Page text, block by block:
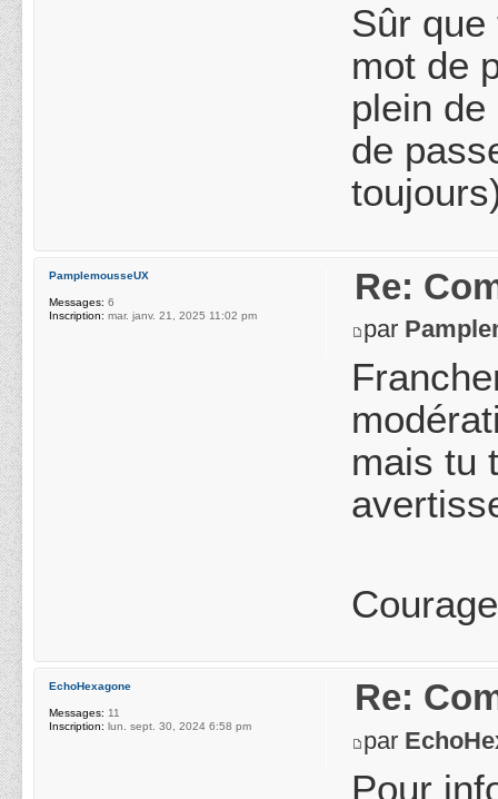
Sûr que
mot de
plein
de
Re:
par
mais tu
PamplemousseUX
Messages: 6
Inscription: mar. janv. 21, 2025 11:02 pm
Re:
par
Pour
EchoHexagone
Messages: 11
Inscription: lun. sept. 30, 2024 6:58 pm